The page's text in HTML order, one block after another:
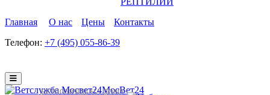
Главная
О нас Цены
Контакты
Телефон: +7 (495) 055-86-39
МосВет24
ВЕТПОМОЩЬ НА ДОМУ